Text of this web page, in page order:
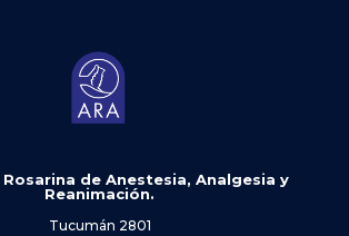
de Anestesia, Analgesia y
Reanimación.
Tucumán 2801